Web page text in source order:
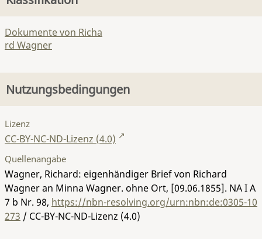
Dokumente von Richa
rd Wagner
Nutzungsbedingungen
Lizenz
CC-BY-NC-ND-Lizenz (4.0)
Quellenangabe
Wagner, Richard: eigenhändiger Brief von Richard
Wagner an Minna Wagner. ohne Ort, [09.06.1855]. NA I A
7 b Nr. 98, https://nbn-resolving.org/urn:nbn:de:0305-10
273 / CC-BY-NC-ND-Lizenz (4.0)